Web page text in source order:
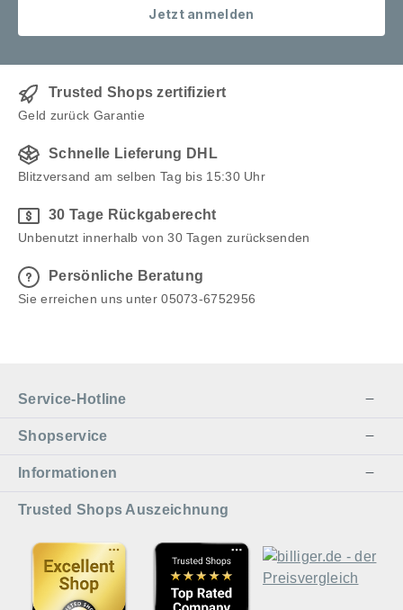
Jetzt anmelden
Trusted Shops zertifiziert
Geld zurück Garantie
Schnelle Lieferung DHL
Blitzversand am selben Tag bis 15:30 Uhr
30 Tage Rückgaberecht
Unbenutzt innerhalb von 30 Tagen zurücksenden
Persönliche Beratung
Sie erreichen uns unter 05073-6752956
Service-Hotline
Shopservice
Informationen
Trusted Shops Auszeichnung